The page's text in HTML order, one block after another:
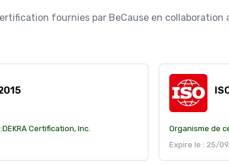
fournies par BeCause en collaboration
DEKRA Certification, Inc.
Organisme de
Expire le : 25/